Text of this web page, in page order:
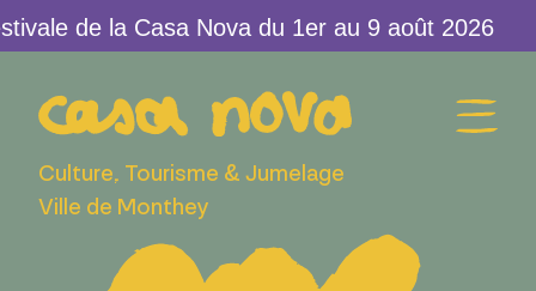
de la Casa Nova du 1er au 9 août 2026
Culture, Tourisme & Jumelage
Ville de Monthey